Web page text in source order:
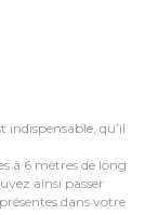
indispensable, qu’il
à 6 mètres de long
ainsi passer
dans votre